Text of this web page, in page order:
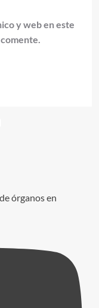
y web en este
órganos en